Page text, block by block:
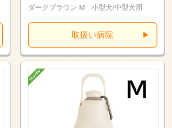
ダークブラウン M 小型犬/中型犬用
取扱い病院